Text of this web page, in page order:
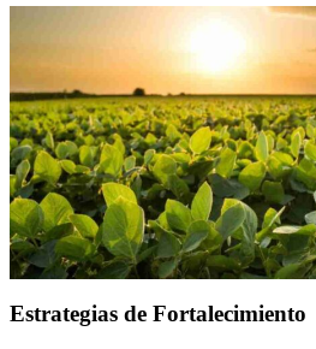
Estrategias de Fortalecimiento